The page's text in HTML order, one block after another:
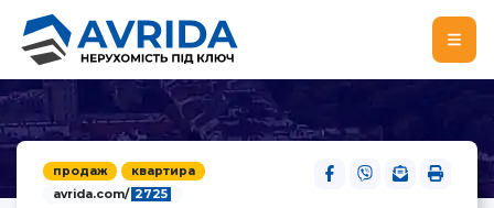
продаж
квартира
avrida.com/ 2725